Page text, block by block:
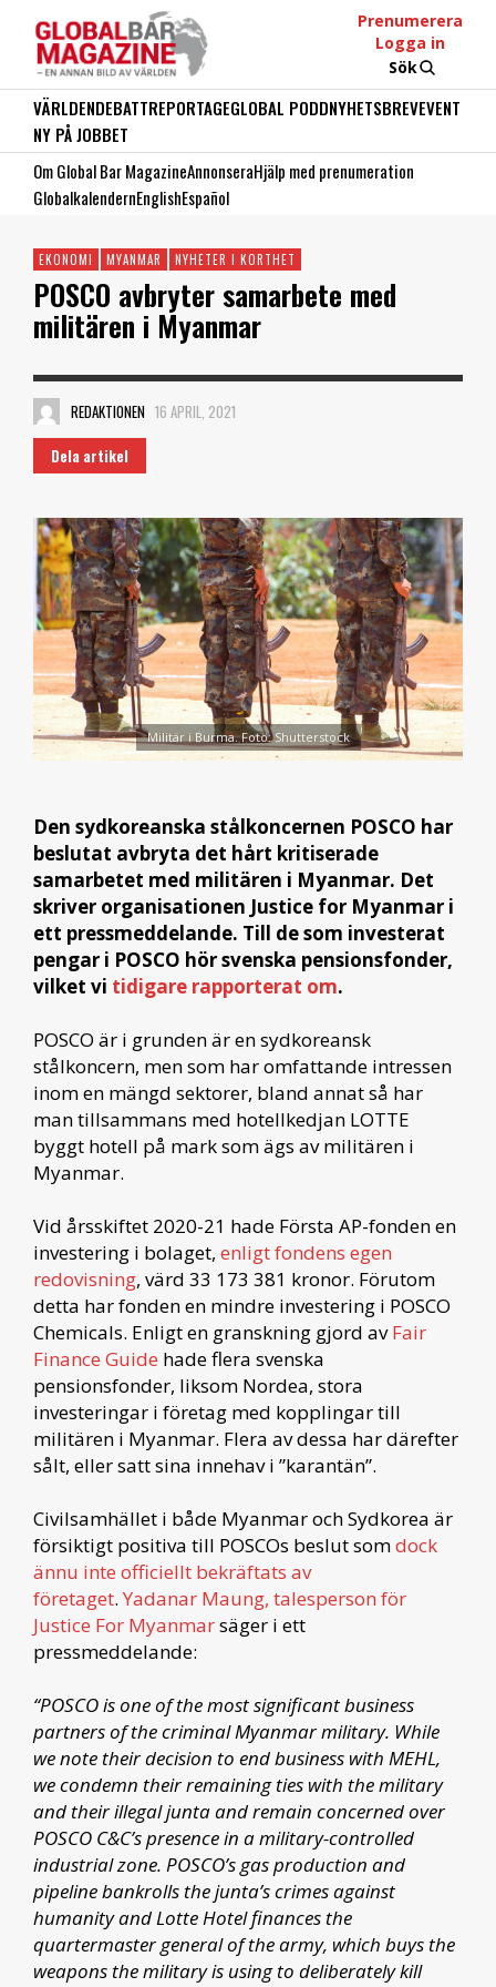
Prenumerera
Logga in
Sök
VÄRLDENDEBATTREPORTAGEGLOBAL PODDNYHETSBREVEVENT
NY PÅ JOBBET
Om Global Bar MagazineAnnonseraHjälp med prenumeration
GlobalkalendernEnglishEspañol
EKONOMI MYANMAR NYHETER I KORTHET
POSCO avbryter samarbete med
militären i Myanmar
REDAKTIONEN 16 APRIL, 2021
Dela artikel
Militär i Burma. Foto: Shutterstock
Den sydkoreanska stålkoncernen POSCO har
beslutat avbryta det hårt kritiserade
samarbetet med militären i Myanmar. Det
skriver organisationen Justice for Myanmar i
ett pressmeddelande. Till de som investerat
pengar i POSCO hör svenska pensionsfonder,
vilket vi tidigare rapporterat om.
POSCO är i grunden är en sydkoreansk
stålkoncern, men som har omfattande intressen
inom en mängd sektorer, bland annat så har
man tillsammans med hotellkedjan LOTTE
byggt hotell på mark som ägs av militären i
Myanmar.
Vid årsskiftet 2020-21 hade Första AP-fonden en
investering i bolaget, enligt fondens egen
redovisning, värd 33 173 381 kronor. Förutom
detta har fonden en mindre investering i POSCO
Chemicals. Enligt en granskning gjord avFair
Finance Guide hade flera svenska
pensionsfonder, liksom Nordea, stora
investeringar i företag med kopplingar till
militären i Myanmar. Flera av dessa har därefter
sålt, eller satt sina innehav i ”karantän”.
Civilsamhället i både Myanmar och Sydkorea är
försiktigt positiva till POSCOs beslut somdock
ännu inte officiellt bekräftats av
företaget. Yadanar Maung, talesperson för
Justice For Myanmarsäger i ett
pressmeddelande:
“POSCO is one of the most significant business
partners of the criminal Myanmar military. While
we note their decision to end business with MEHL,
we condemn their remaining ties with the military
and their illegal junta and remain concerned over
POSCO C&C’s presence in a military-controlled
industrial zone. POSCO’s gas production and
pipeline bankrolls the junta’s crimes against
humanity and Lotte Hotel finances the
quartermaster general of the army, which buys the
weapons the military is using to deliberately kill